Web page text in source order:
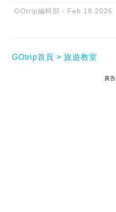
GOtrip編輯部 Feb 18 2026
GOtrip首頁 旅遊教室
廣告